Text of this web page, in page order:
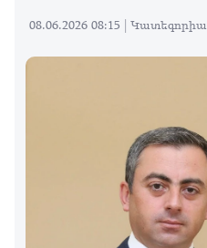
08.06.2026 08:15 | Կատեգորիա